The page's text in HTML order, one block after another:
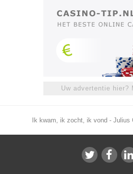
Uw advertentie hier?
Ik kwam, ik zocht, ik vond - Julius